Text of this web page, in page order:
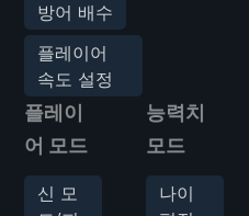
방어 배수
플레이어
속도 설정
플레이
어 모드
신 모
능력치
모드
나이